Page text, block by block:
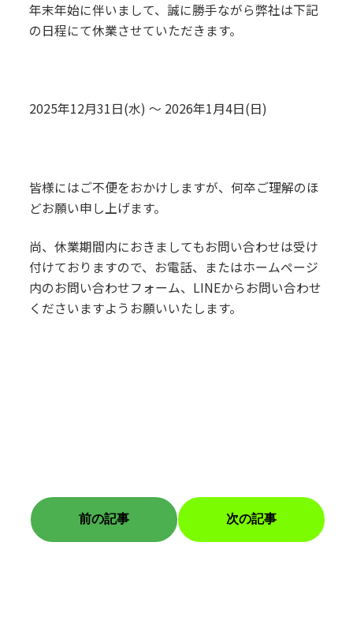
年末年始に伴いまして、誠に勝手ながら弊社は下記
の日程にて休業させていただきます。
2025年12月31日(水) ～ 2026年1月4日(日)
皆様にはご不便をおかけしますが、何卒ご理解のほ
どお願い申し上げます。
尚、休業期間内におきましてもお問い合わせは受け
付けておりますので、お電話、またはホームページ
内のお問い合わせフォーム、LINEからお問い合わせ
くださいますようお願いいたします。
前の記事 次の記事
知
せ